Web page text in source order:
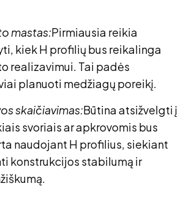
mastas:Pirmiausia reikia
kiek H profilių bus reikalinga
realizavimui. Tai padės
planuoti medžiagų poreikį.
skaičiavimas:Būtina atsižvelgti į
svoriais ar apkrovomis bus
naudojant H profilius, siekiant
konstrukcijos stabilumą ir